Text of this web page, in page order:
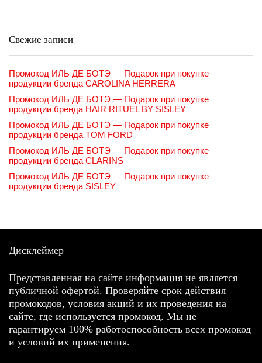
Свежие записи
Промокод ИЛЬ ДЕ БОТЭ — Подарок при покупке
продукции бренда CAROLINA HERRERA
Промокод ИЛЬ ДЕ БОТЭ — Подарок при покупке
продукции бренда HAIR RITUEL BY SISLEY
Промокод ИЛЬ ДЕ БОТЭ — Подарок при покупке
продукции бренда TOM FORD
Промокод ИЛЬ ДЕ БОТЭ — Подарок при покупке
продукции бренда CLARINS
Промокод ИЛЬ ДЕ БОТЭ — Подарок при покупке
продукции бренда SISLEY
Дисклеймер
Представленная на сайте информация не является
публичной офертой. Проверяйте срок действия
промокодов, условия акций и их проведения на
сайте, где используется промокод. Мы не
гарантируем 100% работоспособность всех промокод
и условий их применения.